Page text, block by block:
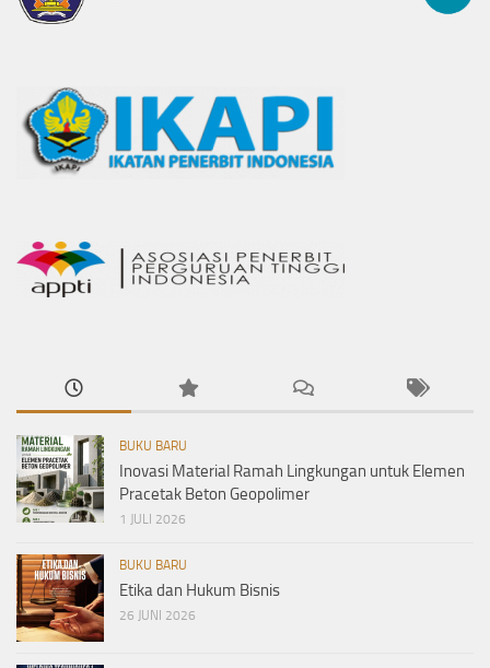
BUKU BARU
Inovasi Material Ramah Lingkungan untuk Elemen
Pracetak Beton Geopolimer
1 JULI 2026
BUKU BARU
Etika dan Hukum Bisnis
26 JUNI 2026